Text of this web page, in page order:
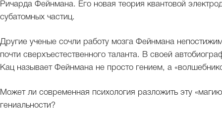
Ричарда Фейнмана. Его новая теория квантовой
субатомных частиц.
Другие ученые сочли работу мозга Фейнмана
почти сверхъестественного таланта. В своей
Кац называет Фейнмана не просто гением, а
Может ли современная психология разложить эту
гениальности?